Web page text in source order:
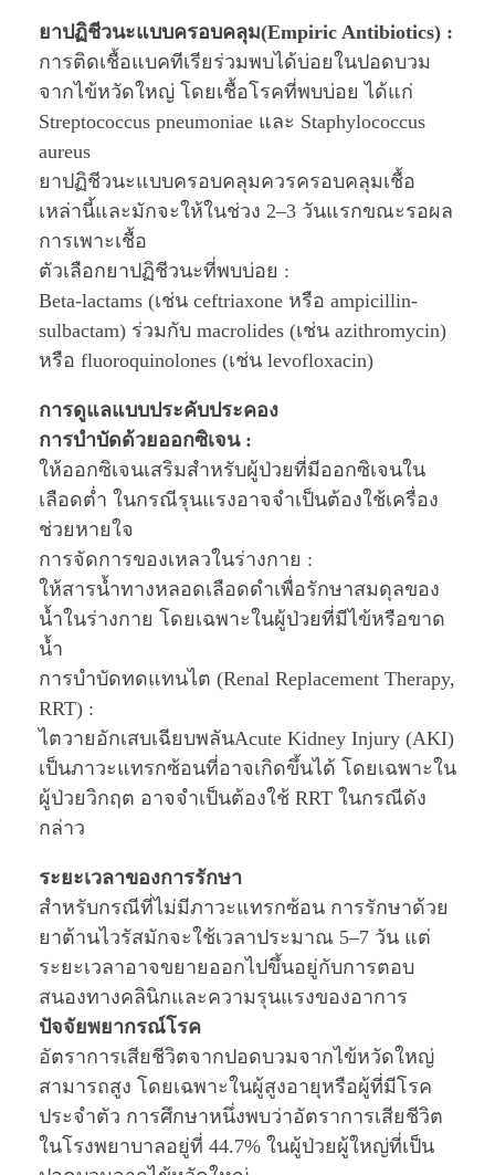
ยาปฏิชีวนะแบบครอบคลุม(Empiric Antibiotics) :
การติดเชื้อแบคทีเรียร่วมพบได้บ่อยในปอดบวม
จากไข้หวัดใหญ่ โดยเชื้อโรคที่พบบ่อย ได้แก่
Streptococcus pneumoniae และ Staphylococcus
aureus
ยาปฏิชีวนะแบบครอบคลุมควรครอบคลุมเชื้อ
เหล่านี้และมักจะให้ในช่วง 2–3 วันแรกขณะรอผล
การเพาะเชื้อ
ตัวเลือกยาปฏิชีวนะที่พบบ่อย :
Beta-lactams (เช่น ceftriaxone หรือ ampicillin-
sulbactam) ร่วมกับ macrolides (เช่น azithromycin)
หรือ fluoroquinolones (เช่น levofloxacin)
การดูแลแบบประคับประคอง
การบำบัดด้วยออกซิเจน :
ให้ออกซิเจนเสริมสำหรับผู้ป่วยที่มีออกซิเจนใน
เลือดต่ำ ในกรณีรุนแรงอาจจำเป็นต้องใช้เครื่อง
ช่วยหายใจ
การจัดการของเหลวในร่างกาย :
ให้สารน้ำทางหลอดเลือดดำเพื่อรักษาสมดุลของ
น้ำในร่างกาย โดยเฉพาะในผู้ป่วยที่มีไข้หรือขาด
น้ำ
การบำบัดทดแทนไต (Renal Replacement Therapy,
RRT) :
ไตวายอักเสบเฉียบพลันAcute Kidney Injury (AKI)
เป็นภาวะแทรกซ้อนที่อาจเกิดขึ้นได้ โดยเฉพาะใน
ผู้ป่วยวิกฤต อาจจำเป็นต้องใช้ RRT ในกรณีดัง
กล่าว
ระยะเวลาของการรักษา
สำหรับกรณีที่ไม่มีภาวะแทรกซ้อน การรักษาด้วย
ยาต้านไวรัสมักจะใช้เวลาประมาณ 5–7 วัน แต่
ระยะเวลาอาจขยายออกไปขึ้นอยู่กับการตอบ
สนองทางคลินิกและความรุนแรงของอาการ
ปัจจัยพยากรณ์โรค
อัตราการเสียชีวิตจากปอดบวมจากไข้หวัดใหญ่
สามารถสูง โดยเฉพาะในผู้สูงอายุหรือผู้ที่มีโรค
ประจำตัว การศึกษาหนึ่งพบว่าอัตราการเสียชีวิต
ในโรงพยาบาลอยู่ที่ 44.7% ในผู้ป่วยผู้ใหญ่ที่เป็น